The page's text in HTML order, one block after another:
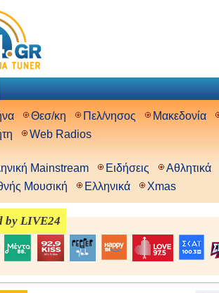
Θεσ/κη Πελ/νησος
Μακεδονία
Web Radios
Mainstream Ειδήσεις
Αθλητικά
Μουσική
Ελληνικά Xmas
by LIVE24